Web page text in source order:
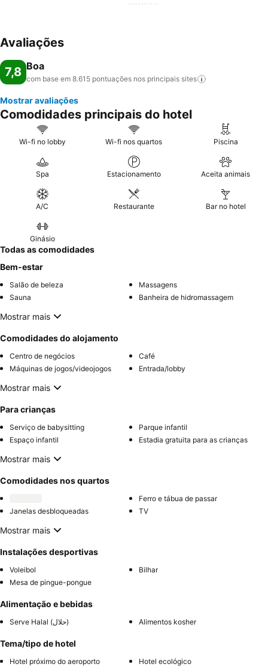
Avaliações
7,8 Boa
com base em 8.615 pontuações nos principais sites
Mostrar avaliações
Comodidades principais do hotel
Wi-fi no lobby Wi-fi nos quartos Piscina
Spa Estacionamento Aceita animais
A/C Restaurante Bar no hotel
Ginásio
Todas as comodidades
Bem-estar
Salão de beleza
Massagens
Sauna
Banheira de hidromassagem
Mostrar mais
Comodidades do alojamento
Centro de negócios
Café
Máquinas de jogos/videojogos
Entrada/lobby
Mostrar mais
Para crianças
Serviço de babysitting
Parque infantil
Espaço infantil
Estadia gratuita para as crianças
Mostrar mais
Comodidades nos quartos
Ferro e tábua de passar
Janelas desbloqueadas
TV
Mostrar mais
Instalações desportivas
Voleibol
Bilhar
Mesa de pingue-pongue
Alimentação e bebidas
Serve Halal (حلال) Alimentos kosher
Tema/tipo de hotel
Hotel próximo do aeroporto Hotel ecológico